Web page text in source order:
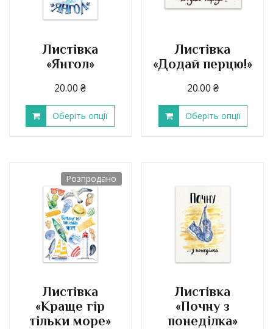
Листівка
«Янгол»
20.00₴
Оберіть опції
Листівка
«Додай перцю!»
20.00 ₴
Оберіть опції
Розпродано
Листівка
«Краще гір
тільки море»
Листівка
«Почну з
понеділка»